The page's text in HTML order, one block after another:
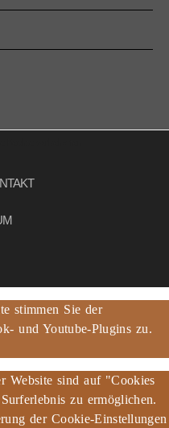
stimmen Sie der
und Youtube-Plugins zu.
Website sind auf "Cookies
zu ermöglichen.
der Cookie-Einstellungen